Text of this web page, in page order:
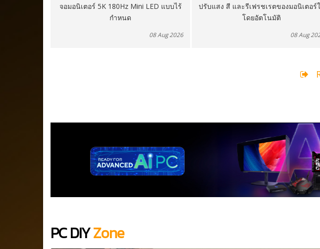
จอมอนิเตอร์ 5K 180Hz Mini LED แบบไร้
กำหนด
08 Aug 2026
ปรับแสง สี และรีเฟรชเรตของมอนิเตอร์
โดยอัตโนมัติ
08 Aug
PC DIYZone